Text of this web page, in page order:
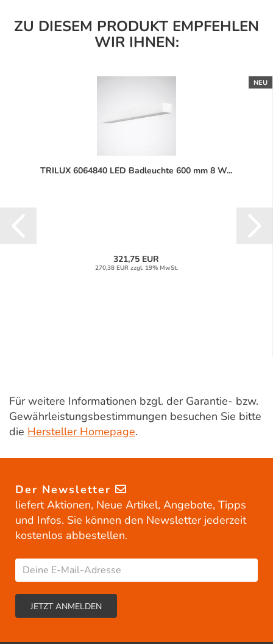
ZU DIESEM PRODUKT EMPFEHLEN
WIR IHNEN:
NEU
TRILUX 6064840 LED Badleuchte 600 mm 8 W...
321,75 EUR
270,38 EUR zzgl. 19% MwSt.
Für weitere Informationen bzgl. der Garantie- bzw.
Gewährleistungsbestimmungen besuchen Sie bitte
die Hersteller Homepage.
Der Newsletter
liefert Aktionen, Neue Artikel, Angebote, Tipps
und Infos. Sie können den Newsletter jederzeit
kostenlos abbestellen.